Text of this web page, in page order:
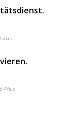
aus.
Pfalz